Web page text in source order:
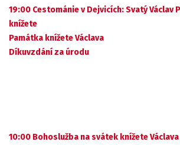
19:00 Cestománie v Dejvicích: Svatý Václav
knížete
Památka knížete Václava
Díkuvzdání za úrodu
10:00 Bohoslužba na svátek knížete